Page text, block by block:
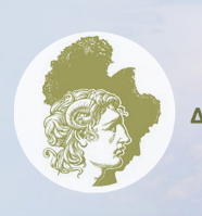
content
sidebar
sidebar
footer